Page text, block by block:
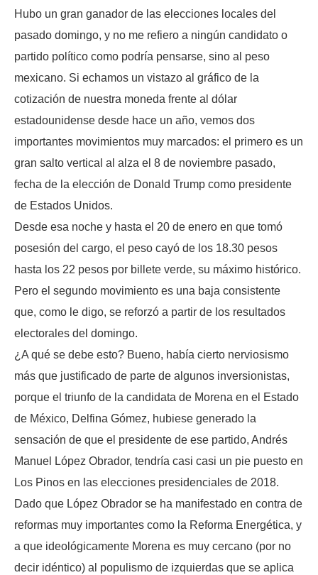
Hubo un gran ganador de las elecciones locales del
pasado domingo, y no me refiero a ningún candidato o
partido político como podría pensarse, sino al peso
mexicano. Si echamos un vistazo al gráfico de la
cotización de nuestra moneda frente al dólar
estadounidense desde hace un año, vemos dos
importantes movimientos muy marcados: el primero es un
gran salto vertical al alza el 8 de noviembre pasado,
fecha de la elección de Donald Trump como presidente
de Estados Unidos.
Desde esa noche y hasta el 20 de enero en que tomó
posesión del cargo, el peso cayó de los 18.30 pesos
hasta los 22 pesos por billete verde, su máximo histórico.
Pero el segundo movimiento es una baja consistente
que, como le digo, se reforzó a partir de los resultados
electorales del domingo.
¿A qué se debe esto? Bueno, había cierto nerviosismo
más que justificado de parte de algunos inversionistas,
porque el triunfo de la candidata de Morena en el Estado
de México, Delfina Gómez, hubiese generado la
sensación de que el presidente de ese partido, Andrés
Manuel López Obrador, tendría casi casi un pie puesto en
Los Pinos en las elecciones presidenciales de 2018.
Dado que López Obrador se ha manifestado en contra de
reformas muy importantes como la Reforma Energética, y
a que ideológicamente Morena es muy cercano (por no
decir idéntico) al populismo de izquierdas que se aplica